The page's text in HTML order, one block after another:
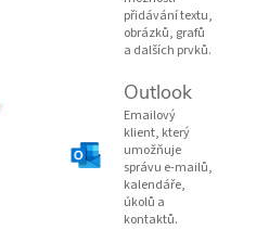
přidávání textu,
obrázků, grafů
a dalších prvků.
Outlook
Emailový
klient, který
umožňuje
správu e-mailů,
kalendáře,
úkolů a
kontaktů.